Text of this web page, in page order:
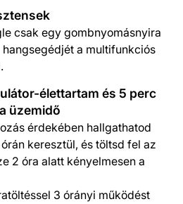
csak egy gombnyomásnyira
a multifunkciós
élettartam és 5 perc
üzemidő
érdekében hallgathatod
keresztül, és töltsd fel az
2 óra alatt kényelmesen a
3 órányi működést